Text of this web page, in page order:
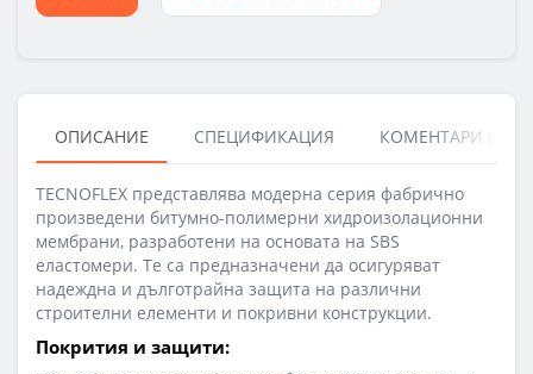
ОПИСАНИЕ СПЕЦИФИКАЦИЯ КОМЕНТАРИ (0)
TECNOFLEX представлява модерна серия фабрично
произведени битумно-полимерни хидроизолационни
мембрани, разработени на основата на SBS
еластомери. Те са предназначени да осигуряват
надеждна и дълготрайна защита на различни
строителни елементи и покривни конструкции.
Покрития и защити: